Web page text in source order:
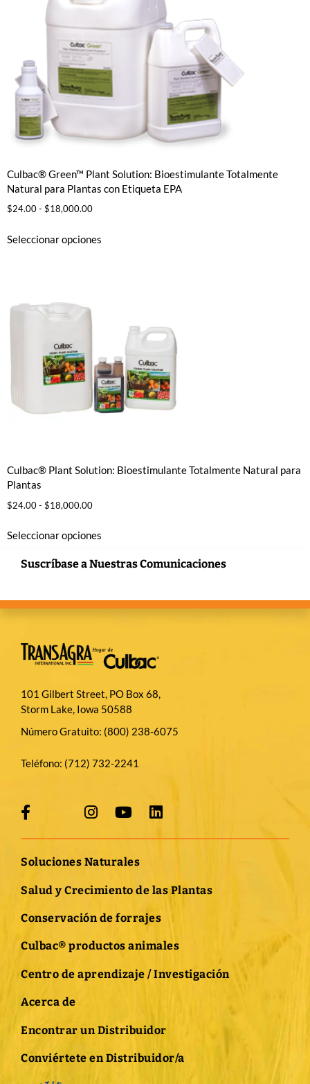
Culbac® Green™ Plant Solution: Bioestimulante Totalmente
Natural para Plantas con Etiqueta EPA
$24.00- $18,000.00
Seleccionar opciones
Culbac® Plant Solution: Bioestimulante Totalmente Natural para
Plantas
$24.00- $18,000.00
Seleccionar opciones
Suscríbase a Nuestras Comunicaciones
101 Gilbert Street, PO Box 68,
Storm Lake, Iowa 50588
Número Gratuito: (800) 238-6075
Teléfono: (712) 732-2241
Soluciones Naturales
Salud y Crecimiento de las Plantas
Conservación de forrajes
Culbac® productos animales
Centro de aprendizaje / Investigación
Acerca de
Encontrar un Distribuidor
Conviértete en Distribuidor/a